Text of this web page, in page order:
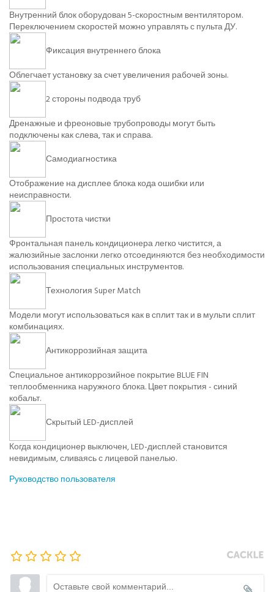
Внутренний блок оборудован 5-скоростным вентилятором.
Переключением скоростей можно управлять с пульта ДУ.
Фиксация внутреннего блока
Облегчает установку за счет увеличения рабочей зоны.
2 стороны подвода труб
Дренажные и фреоновые трубопроводы могут быть
подключены как слева, так и справа.
Самодиагностика
Отображение на дисплее блока кода ошибки или
неисправности.
Простота чистки
Фронтальная панель кондиционера легко чистится, а
жалюзийные заслонки легко отсоединяются без необходимости
использования специальных инструментов.
Технология Super Match
Модели могут использоваться как в сплит так и в мульти сплит
комбинациях.
Антикоррозийная защита
Специальное антикоррозийное покрытие BLUE FIN
теплообменника наружного блока. Цвет покрытия - синий
кобальт.
Скрытый LED-дисплей
Когда кондиционер выключен, LED-дисплей становится
невидимым, сливаясь с лицевой панелью.
Руководство пользователя